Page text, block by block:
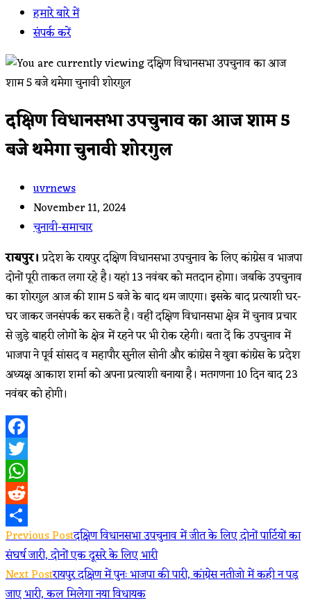
हमारे बारे में
संपर्क करें
दक्षिण विधानसभा उपचुनाव का आज शाम 5
बजे थमेगा चुनावी शोरगुल
Post
author:
uvrnews
Post
published:
November 11, 2024
Post
category:
चुनावी-समाचार
रायपुर।प्रदेश के रायपुर दक्षिण विधानसभा उपचुनाव के लिए कांग्रेस व भाजपा
दोनों पूरी ताकत लगा रहे है। यहां 13 नवंबर को मतदान होगा। जबकि उपचुनाव
का शोरगुल आज की शाम 5 बजे के बाद थम जाएगा। इसके बाद प्रत्याशी घर-
घर जाकर जनसंपर्क कर सकते है। वहीं दक्षिण विधानसभा क्षेत्र में चुनाव प्रचार
से जुड़े बाहरी लोगों के क्षेत्र में रहने पर भी रोक रहेगी। बता दें कि उपचुनाव में
भाजपा ने पूर्व सांसद व महापौर सुनील सोनी और कांग्रेस ने युवा कांग्रेस के प्रदेश
अध्यक्ष आकाश शर्मा को अपना प्रत्याशी बनाया है। मतगणना 10 दिन बाद 23
नवंबर को होगी।
Facebook
Twitter
WhatsApp
Reddit
Share
Read
more
articles
Previous Postदक्षिण विधानसभा उपचुनाव में जीत के लिए दोनों पार्टियों का
संघर्ष जारी, दोनों एक दूसरे के लिए भारी
Next Postरायपुर दक्षिण में पुनः भाजपा की पारी, कांग्रेस नतीजो में कही न पड़
जाए भारी, कल मिलेगा नया विधायक